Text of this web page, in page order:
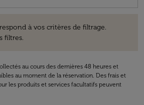
à vos critères de filtrage.
filtres.
au cours des dernières 48 heures et
au moment de la réservation. Des frais et
les produits et services facultatifs peuvent